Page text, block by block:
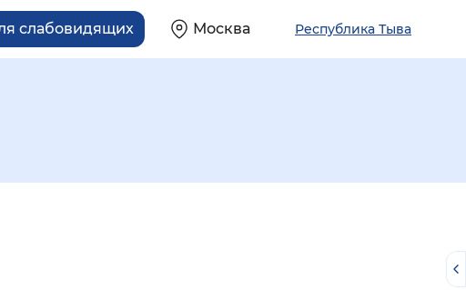
слабовидящих Москва Республика Тыва